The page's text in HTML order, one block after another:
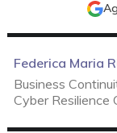
Federica Maria
Business
Cyber Resilience